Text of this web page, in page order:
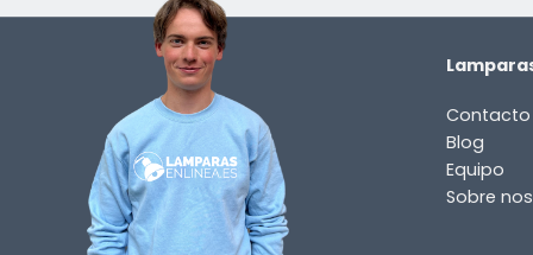
Contacto
Blog
Equipo
Sobre